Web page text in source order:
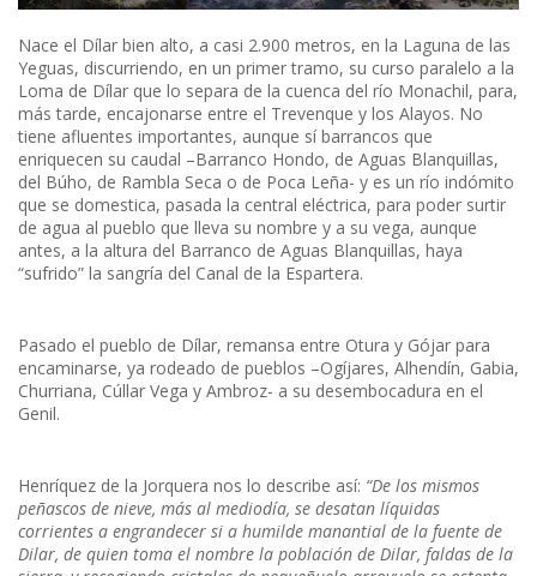
Nace el Dílar bien alto, a casi 2.900 metros, en la Laguna de las
Yeguas, discurriendo, en un primer tramo, su curso paralelo a la
Loma de Dílar que lo separa de la cuenca del río Monachil, para,
más tarde, encajonarse entre el Trevenque y los Alayos. No
tiene afluentes importantes, aunque sí barrancos que
enriquecen su caudal –Barranco Hondo, de Aguas Blanquillas,
del Búho, de Rambla Seca o de Poca Leña- y es un río indómito
que se domestica, pasada la central eléctrica, para poder surtir
de agua al pueblo que lleva su nombre y a su vega, aunque
antes, a la altura del Barranco de Aguas Blanquillas, haya
“sufrido” la sangría del Canal de la Espartera.
Pasado el pueblo de Dílar, remansa entre Otura y Gójar para
encaminarse, ya rodeado de pueblos –Ogíjares, Alhendín, Gabia,
Churriana, Cúllar Vega y Ambroz- a su desembocadura en el
Genil.
Henríquez de la Jorquera nos lo describe así: “De los mismos
peñascos de nieve, más al mediodía, se desatan líquidas
corrientes a engrandecer si a humilde manantial de la fuente de
Dilar, de quien toma el nombre la población de Dilar, faldas de la